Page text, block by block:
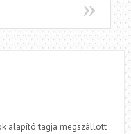
alapító tagja megszàllott